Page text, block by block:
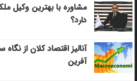
مشاوره با بهترین وکیل
دارد؟
آنالیز اقتصاد کلان از
آفرین